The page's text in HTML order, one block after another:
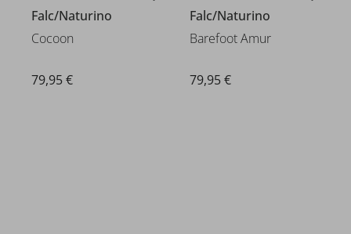
Falc/Naturino
Cocoon
79,95 €
Falc/Naturino
Barefoot Amur
79,95 €